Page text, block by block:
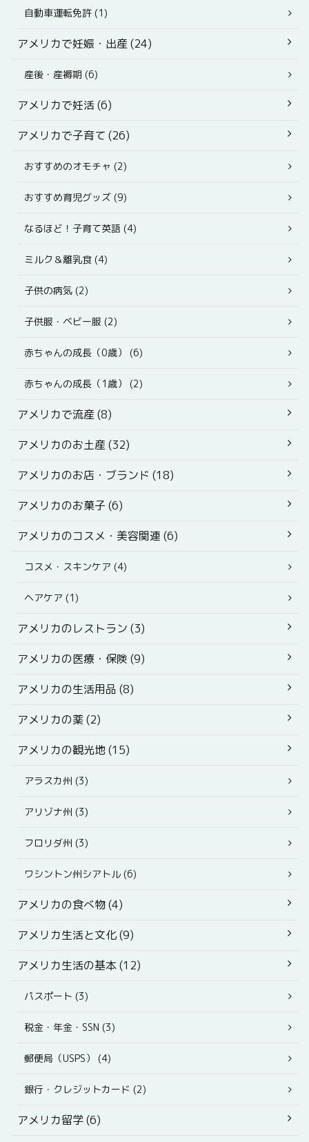
自動車運転免許 (1)
アメリカで妊娠・出産 (24)
産後・産褥期 (6)
アメリカで妊活 (6)
アメリカで子育て (26)
おすすめのオモチャ (2)
おすすめ育児グッズ (9)
なるほど！子育て英語 (4)
ミルク＆離乳食 (4)
子供の病気 (2)
子供服・ベビー服 (2)
赤ちゃんの成長（0歳） (6)
赤ちゃんの成長（1歳） (2)
アメリカで流産 (8)
アメリカのお土産 (32)
アメリカのお店・ブランド (18)
アメリカのお菓子 (6)
アメリカのコスメ・美容関連 (6)
コスメ・スキンケア (4)
ヘアケア (1)
アメリカのレストラン (3)
アメリカの医療・保険 (9)
アメリカの生活用品 (8)
アメリカの薬 (2)
アメリカの観光地 (15)
アラスカ州 (3)
アリゾナ州 (3)
フロリダ州 (3)
ワシントン州シアトル (6)
アメリカの食べ物 (4)
アメリカ生活と文化 (9)
アメリカ生活の基本 (12)
パスポート (3)
税金・年金・SSN (3)
郵便局（USPS） (4)
銀行・クレジットカード (2)
アメリカ留学 (6)